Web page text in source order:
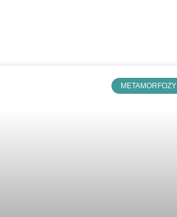
METAMORFOZY